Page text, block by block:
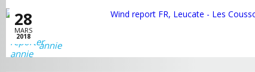
28
MARS
2018
annie